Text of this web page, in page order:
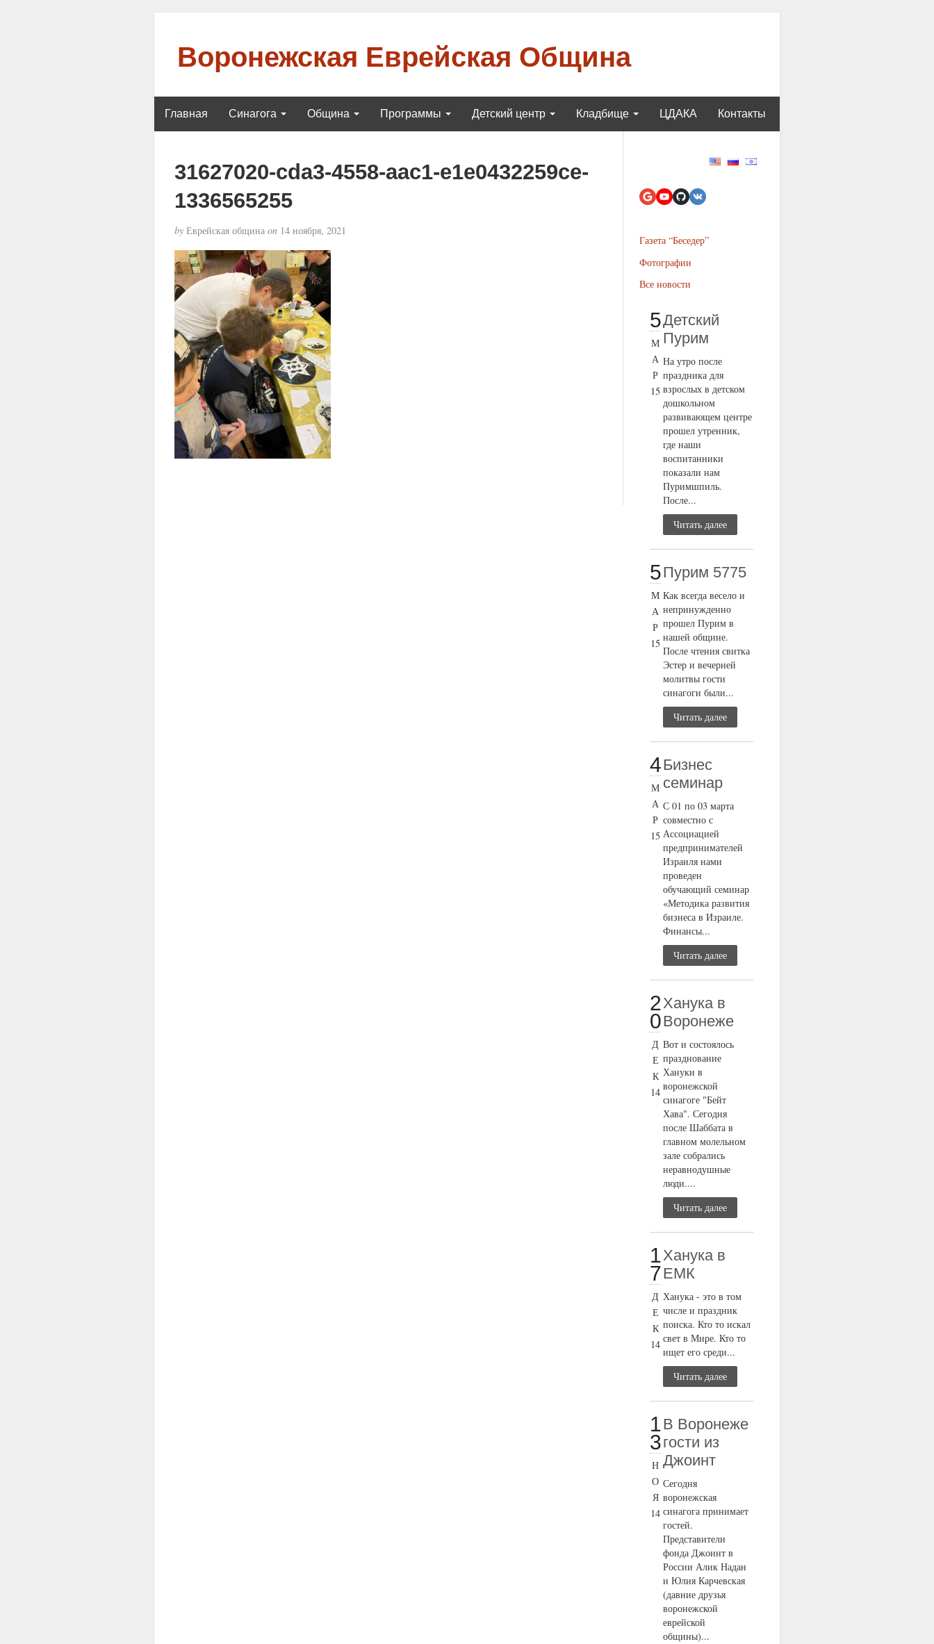
Воронежская Еврейская Община
Главная Синагога Община Программы Детский центр Кладбище ЦДАКА Контакты
31627020-cda3-4558-aac1-e1e0432259ce-
1336565255
byЕврейская община on14 ноября, 2021
Газета “Беседер”
Фотографии
Все новости
5
М
А
Р
15
Детский
Пурим
На утро после
праздника для
взрослых в детском
дошкольном
развивающем центре
прошел утренник,
где наши
воспитанники
показали нам
Пуримшпиль.
После...
Читать далее
5
М
А
Р
15
Пурим 5775
Как всегда весело и
непринужденно
прошел Пурим в
нашей общине.
После чтения свитка
Эстер и вечерней
молитвы гости
синагоги были...
Читать далее
4
М
А
Р
15
Бизнес
семинар
С 01 по 03 марта
совместно с
Ассоциацией
предпринимателей
Израиля нами
проведен
обучающий семинар
«Методика развития
бизнеса в Израиле.
Финансы...
Читать далее
2
0
Д
Е
К
14
Ханука в
Воронеже
Вот и состоялось
празднование
Хануки в
воронежской
синагоге "Бейт
Хава". Сегодня
после Шаббата в
главном молельном
зале собрались
неравнодушные
люди....
Читать далее
1
7
Д
Е
К
14
Ханука в
ЕМК
Ханука - это в том
числе и праздник
поиска. Кто то искал
свет в Мире. Кто то
ищет его среди...
Читать далее
1
3
Н
О
Я
14
В Воронеже
гости из
Джоинт
Сегодня
воронежская
синагога принимает
гостей.
Представители
фонда Джоинт в
России Алик Надан
и Юлия Карчевская
(давние друзья
воронежской
еврейской
общины)...